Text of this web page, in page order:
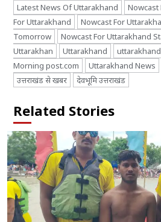
Latest News Of Uttarakhand
Nowcast
For Uttarakhand
Nowcast For
Tomorrow
Nowcast For Uttarakhand
Uttarakhan
Uttarakhand
Morning post.com
Uttarakhand News
उत्तराखंड से खबर
देवभूमि उत्तराखंड
Related Stories